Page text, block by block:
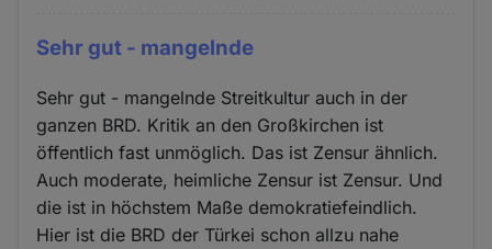
Sehr gut - mangelnde
Sehr gut - mangelnde Streitkultur auch in der
ganzen BRD. Kritik an den Großkirchen ist
öffentlich fast unmöglich. Das ist Zensur ähnlich.
Auch moderate, heimliche Zensur ist Zensur. Und
die ist in höchstem Maße demokratiefeindlich.
Hier ist die BRD der Türkei schon allzu nahe